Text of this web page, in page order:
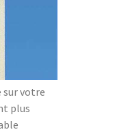
sur votre
plus